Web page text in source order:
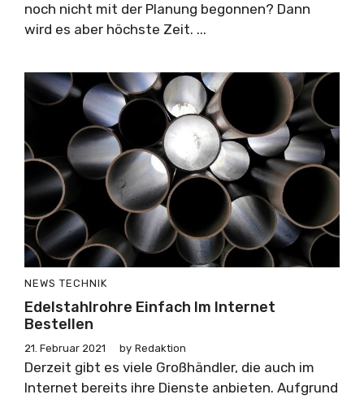
noch nicht mit der Planung begonnen? Dann
wird es aber höchste Zeit. ...
NEWS TECHNIK
Edelstahlrohre Einfach Im Internet
Bestellen
21. Februar 2021 by Redaktion
Derzeit gibt es viele Großhändler, die auch im
Internet bereits ihre Dienste anbieten. Aufgrund